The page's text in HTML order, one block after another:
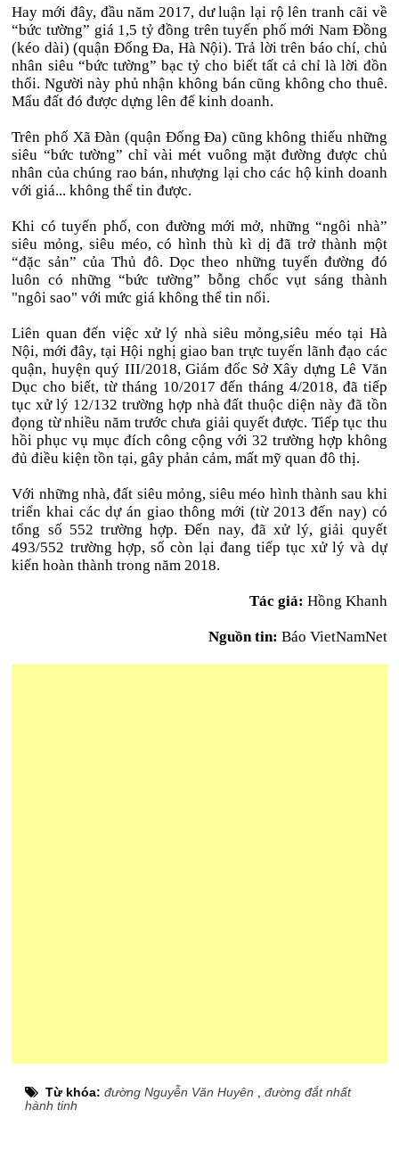
Hay mới đây, đầu năm 2017, dư luận lại rộ lên tranh cãi về
“bức tường” giá 1,5 tỷ đồng trên tuyến phố mới Nam Đồng
(kéo dài) (quận Đống Đa, Hà Nội). Trả lời trên báo chí, chủ
nhân siêu “bức tường” bạc tỷ cho biết tất cả chỉ là lời đồn
thổi. Người này phủ nhận không bán cũng không cho thuê.
Mẩu đất đó được dựng lên để kinh doanh.
Trên phố Xã Đàn (quận Đống Đa) cũng không thiếu những
siêu “bức tường” chỉ vài mét vuông mặt đường được chủ
nhân của chúng rao bán, nhượng lại cho các hộ kinh doanh
với giá... không thể tin được.
Khi có tuyến phố, con đường mới mở, những “ngôi nhà”
siêu mỏng, siêu méo, có hình thù kì dị đã trở thành một
“đặc sản” của Thủ đô. Dọc theo những tuyến đường đó
luôn có những “bức tường” bỗng chốc vụt sáng thành
"ngôi sao" với mức giá không thể tin nổi.
Liên quan đến việc xử lý nhà siêu mỏng,siêu méo tại Hà
Nội, mới đây, tại Hội nghị giao ban trực tuyến lãnh đạo các
quận, huyện quý III/2018, Giám đốc Sở Xây dựng Lê Văn
Dục cho biết, từ tháng 10/2017 đến tháng 4/2018, đã tiếp
tục xử lý 12/132 trường hợp nhà đất thuộc diện này đã tồn
đọng từ nhiều năm trước chưa giải quyết được. Tiếp tục thu
hồi phục vụ mục đích công cộng với 32 trường hợp không
đủ điều kiện tồn tại, gây phản cảm, mất mỹ quan đô thị.
Với những nhà, đất siêu mỏng, siêu méo hình thành sau khi
triển khai các dự án giao thông mới (từ 2013 đến nay) có
tổng số 552 trường hợp. Đến nay, đã xử lý, giải quyết
493/552 trường hợp, số còn lại đang tiếp tục xử lý và dự
kiến hoàn thành trong năm 2018.
Tác giả: Hồng Khanh
Nguồn tin: Báo VietNamNet
Từ khóa:đường Nguyễn Văn Huyên ,đường đắt nhất
hành tinh